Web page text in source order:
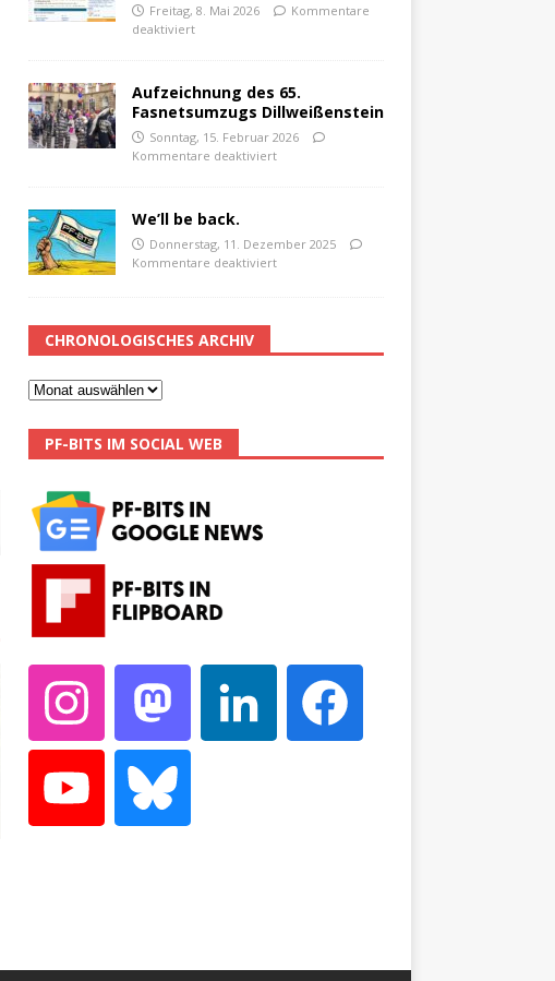
Freitag, 8. Mai 2026
Kommentare
deaktiviert
Aufzeichnung des 65.
Fasnetsumzugs Dillweißenstein
Sonntag, 15. Februar 2026
Kommentare deaktiviert
We’ll be back.
Donnerstag, 11. Dezember 2025
Kommentare deaktiviert
CHRONOLOGISCHES ARCHIV
PF-BITS IM SOCIAL WEB